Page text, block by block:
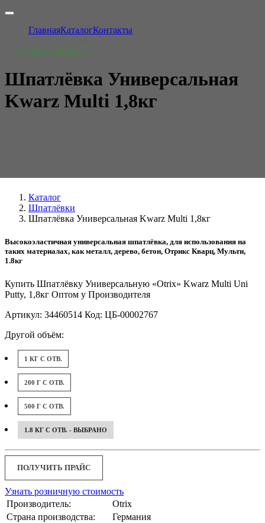
ГлавнаяКаталогКонтакты
+7 (812) 329-00-77
Шпатлёвка Универсальная
Kwarz Multi 1,8кг
Каталог
Шпатлёвки
Шпатлёвка Универсальная Kwarz Multi 1,8кг
Высокоэластичная универсальная шпатлёвка, для использования на
таких материалах, как металл, дерево, бетон, Отрикс Кварц, Мульти,
1.8кг
Купить Шпатлёвку Универсальную «Otrix» Kwarz Multi Uni
Putty, 1,8кг Оптом у Производителя
Артикул: 34460514 Код: ЦБ-00002767
Другой объём:
1 КГ С ОТВ.
200 Г С ОТВ.
500 Г С ОТВ.
1.8 КГ С ОТВ. - ВЫБРАНО
ПОЛУЧИТЬ ПРАЙС
Узнать розничную стоимость
Производитель:
Otrix
Страна производства:
Германия